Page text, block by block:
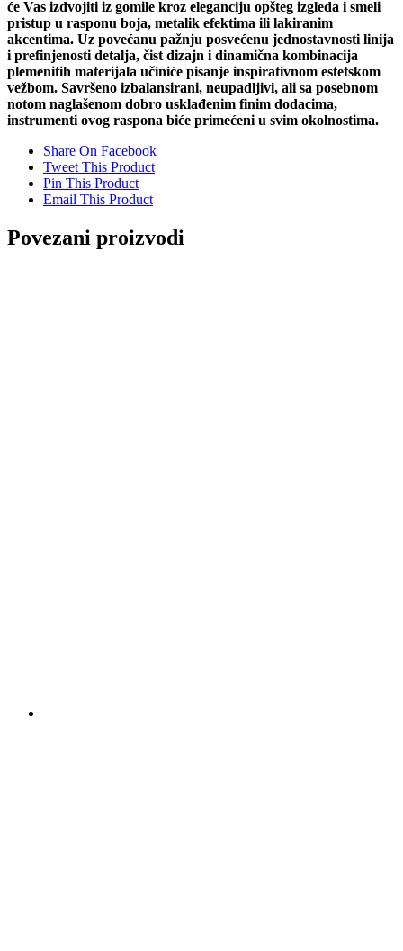
će Vas izdvojiti iz gomile kroz eleganciju opšteg izgleda i smeli
pristup u rasponu boja, metalik efektima ili lakiranim
akcentima. Uz povećanu pažnju posvećenu jednostavnosti linija
i prefinjenosti detalja, čist dizajn i dinamična kombinacija
plemenitih materijala učiniće pisanje inspirativnom estetskom
vežbom. Savršeno izbalansirani, neupadljivi, ali sa posebnom
notom naglašenom dobro usklađenim finim dodacima,
instrumenti ovog raspona biće primećeni u svim okolnostima.
Share On Facebook
Tweet This Product
Pin This Product
Email This Product
Povezani proizvodi